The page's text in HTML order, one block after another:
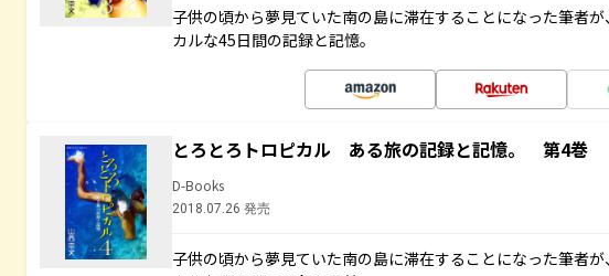
子供の頃から夢見ていた南の島に滞在することになった筆者
カルな45日間の記録と記憶。
とろとろトロピカル ある旅の記録と記憶。 第4巻
D-Books
2018.07.26 発売
子供の頃から夢見ていた南の島に滞在することになった筆者